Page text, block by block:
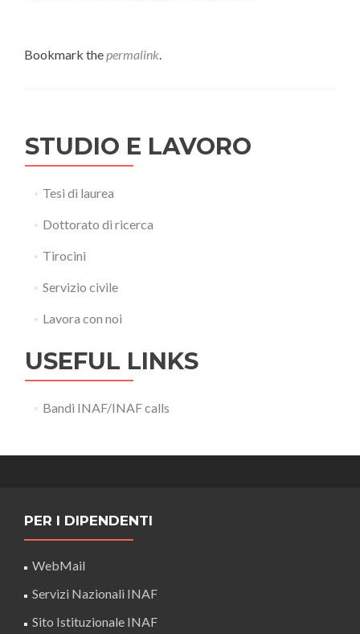
Bookmark thepermalink.
STUDIO E LAVORO
Tesi di laurea
Dottorato di ricerca
Tirocini
Servizio civile
Lavora con noi
USEFUL LINKS
Bandi INAF/INAF calls
PER I DIPENDENTI
WebMail
Servizi Nazionali INAF
Sito Istituzionale INAF